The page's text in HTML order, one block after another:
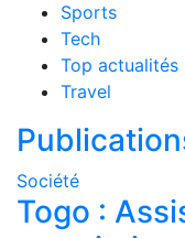
Sports
Tech
Top actualités
Travel
Société
Togo :